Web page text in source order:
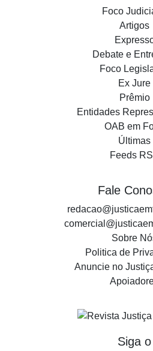
Foco
Artigos
Debate e
Foco
Ex Jure
Prêmio
Entidades
OAB em
Últimas
Feeds
Fale
Sobre
Politica de
Anuncie no
Siga o